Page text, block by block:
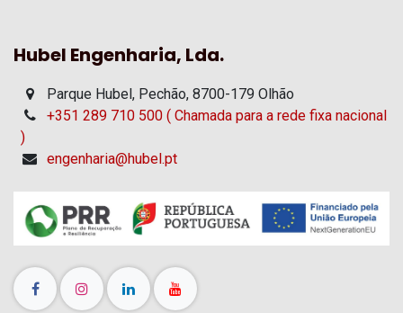
Hubel Engenharia, Lda.
Parque Hubel, Pechão, 8700-179 Olhão
+351 289 710 500 ( Chamada para a rede fixa nacional
)
engenharia@hubel.pt